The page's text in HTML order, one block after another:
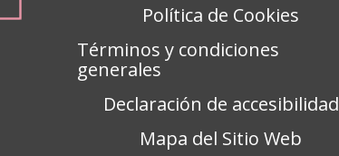
Política de Cookies
Términos y condiciones
generales
Declaración de accesibilidad
Mapa del Sitio Web